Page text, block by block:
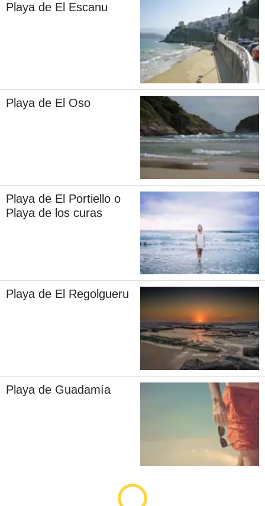
Playa de El Escanu
Playa de El Oso
Playa de El Portiello o
Playa de los curas
Playa de El Regolgueru
Playa de Guadamía